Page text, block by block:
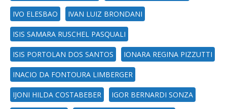
IVO ELESBAO IVAN LUIZ BRONDANI
ISIS SAMARA RUSCHEL PASQUALI
ISIS PORTOLAN DOS SANTOS IONARA REGINA PIZZUTTI
INACIO DA FONTOURA LIMBERGER
IJONI HILDA COSTABEBER IGOR BERNARDI SONZA